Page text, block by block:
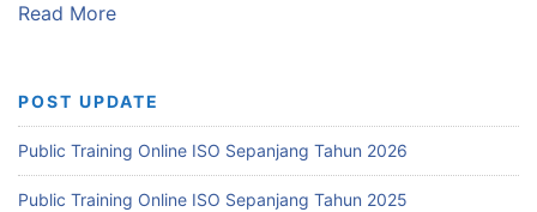
Read More
POST UPDATE
Public Training Online ISO Sepanjang Tahun 2026
Public Training Online ISO Sepanjang Tahun 2025